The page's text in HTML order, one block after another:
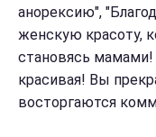
анорексию",
женскую красоту,
становясь
красивая! Вы
восторгаются